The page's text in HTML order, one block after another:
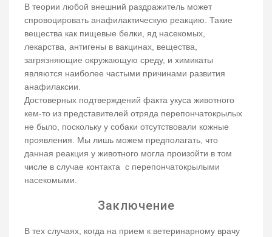
В теории любой внешний раздражитель может
спровоцировать анафилактическую реакцию. Такие
вещества как пищевые белки, яд насекомых,
лекарства, антигены в вакцинах, вещества,
загрязняющие окружающую среду, и химикаты
являются наиболее частыми причинами развития
анафилаксии.
Достоверных подтверждений факта укуса животного
кем-то из представителей отряда перепончатокрылых
не было, поскольку у собаки отсутствовали кожные
проявления. Мы лишь можем предполагать, что
данная реакция у животного могла произойти в том
числе в случае контакта с перепончатокрылыми
насекомыми.
Заключение
В тех случаях, когда на прием к ветеринарному врачу